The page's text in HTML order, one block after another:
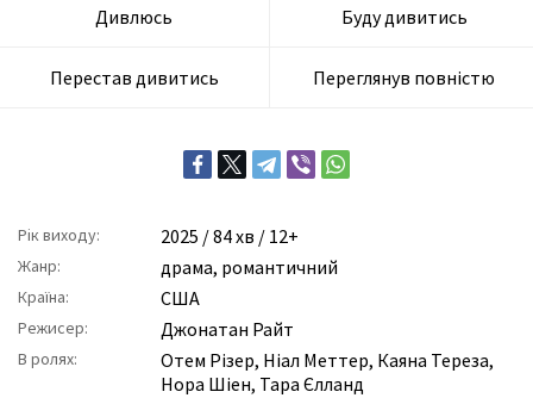
Дивлюсь Буду дивитись
Перестав дивитись Переглянув повністю
Рік виходу: 2025 / 84 хв / 12+
Жанр: драма, романтичний
Країна: США
Режисер: Джонатан Райт
В ролях: Отем Різер, Ніал Меттер, Каяна Тереза,
Нора Шіен, Тара Єлланд